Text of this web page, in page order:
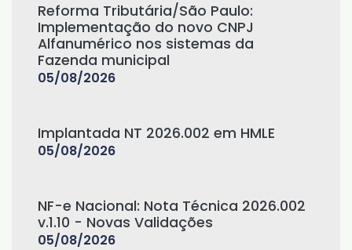
Reforma Tributária/São Paulo:
Implementação do novo CNPJ
Alfanumérico nos sistemas da
Fazenda municipal
05/08/2026
Implantada NT 2026.002 em HMLE
05/08/2026
NF-e Nacional: Nota Técnica 2026.002
v.1.10 - Novas Validações
05/08/2026